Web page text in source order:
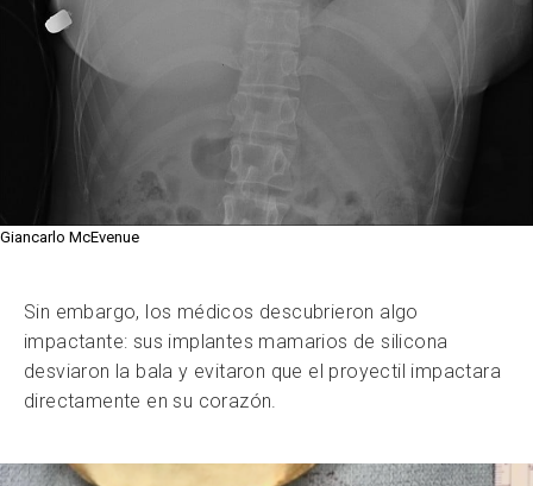
Giancarlo McEvenue
Sin embargo, los médicos descubrieron algo
impactante: sus implantes mamarios de silicona
desviaron la bala y evitaron que el proyectil impactara
directamente en su corazón.